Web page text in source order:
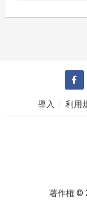
導入 利用
著作権 ©